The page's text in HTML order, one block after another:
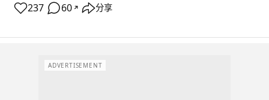
237 60 ↗ 分享
ADVERTISEMENT